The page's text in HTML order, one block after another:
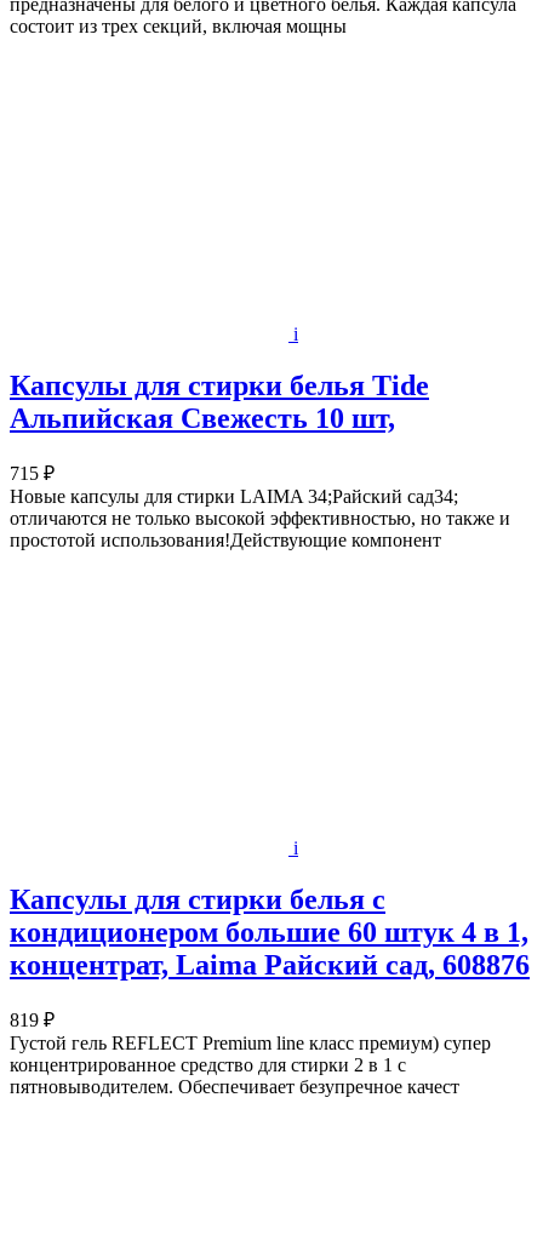
предназначены для белого и цветного белья. Каждая капсула
состоит из трех секций, включая мощны
i
Капсулы для стирки белья Tide
Альпийская Cвежесть 10 шт,
715 ₽
Новые капсулы для стирки LAIMA 34;Райский сад34;
отличаются не только высокой эффективностью, но также и
простотой использования!Действующие компонент
i
Капсулы для стирки белья с
кондиционером большие 60 штук 4 в 1,
концентрат, Laima Райский сад, 608876
819 ₽
Густой гель REFLECT Premium line класс премиум) супер
концентрированное средство для стирки 2 в 1 с
пятновыводителем. Обеспечивает безупречное качест